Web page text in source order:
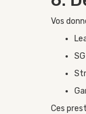
Vos
Ces